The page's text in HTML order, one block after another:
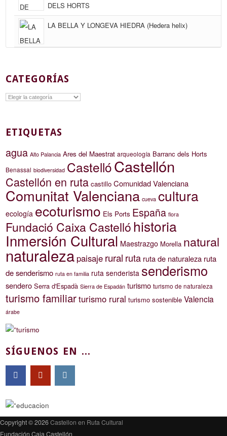
DELS HORTS
LA BELLA Y LONGEVA HIEDRA (Hedera helix)
CATEGORÍAS
Categorías
ETIQUETAS
agua Alto Palancia Ares del Maestrat arqueología Barranc dels Horts
Benassal biodiversidad CastellóCastellón
Castellón en ruta castillo Comunidad Valenciana
Comunitat Valenciana cueva cultura
ecología ecoturismo Els Ports España flora
Fundació Caixa Castellóhistoria
Inmersión Cultural Maestrazgo Morella natural
naturaleza paisaje rural ruta ruta de naturaleza ruta
de senderismo ruta en familia ruta senderista senderismo
sendero Serra d'Espadà Sierra de Espadán turismo turismo de naturaleza
turismo familiarturismo rural turismo sostenible Valencia
árabe
SÍGUENOS EN ...
Copyright © 2026Castellon en Ruta Cultural
Fundación Caja Castellón